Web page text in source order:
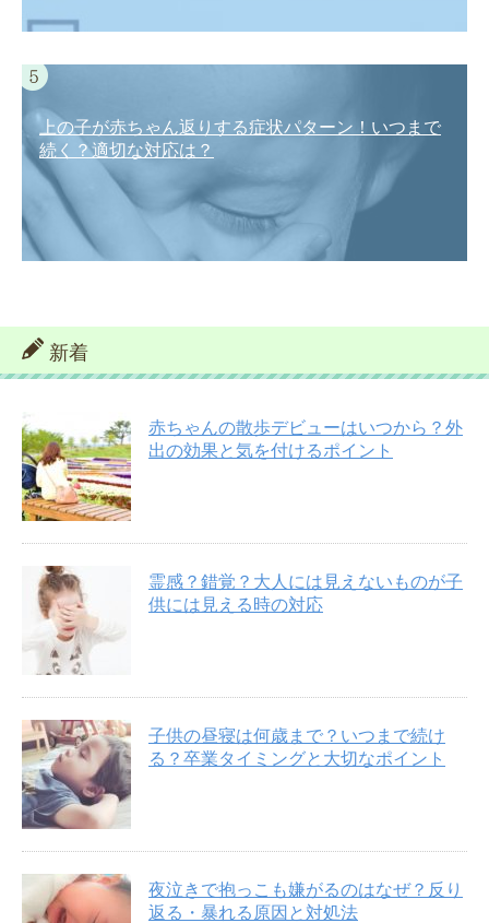
上の子が赤ちゃん返りする症状パターン！いつまで
続く？適切な対応は？
新着
赤ちゃんの散歩デビューはいつから？外
出の効果と気を付けるポイント
霊感？錯覚？大人には見えないものが子
供には見える時の対応
子供の昼寝は何歳まで？いつまで続け
る？卒業タイミングと大切なポイント
夜泣きで抱っこも嫌がるのはなぜ？反り
返る・暴れる原因と対処法